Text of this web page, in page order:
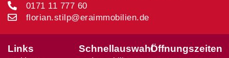
0171 11 777 60
florian.stilp@eraimmobilien.de
Links SchnellauswahlÖffnungszeiten